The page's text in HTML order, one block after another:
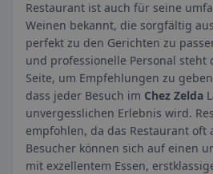
Restaurant ist auch für seine
Weinen bekannt, die sorgfältig
perfekt zu den Gerichten zu
und professionelle Personal steht
Seite, um Empfehlungen zu
dass jeder Besuch im Chez Zelda
unvergesslichen Erlebnis wird.
empfohlen, da das Restaurant oft
Besucher können sich auf einen
mit exzellentem Essen,